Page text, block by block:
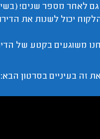
גם לאחר מספר שנים!
יכול לשנות את
משוגעים בקטע של
זה בעיניים בסרטון הבא: